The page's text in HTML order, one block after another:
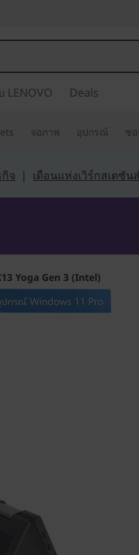
LENOVO Deals
จอภาพ อุปกรณ์ ซ
จ | เดือนแห่งเวิร์กสเตชั
Yoga Gen 3 (Intel)